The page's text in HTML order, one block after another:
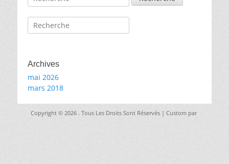
pour:
Recherche
pour:
Archives
mai 2026
mars 2018
Copyright © 2026 . Tous Les Droits Sont Réservés | Custom par